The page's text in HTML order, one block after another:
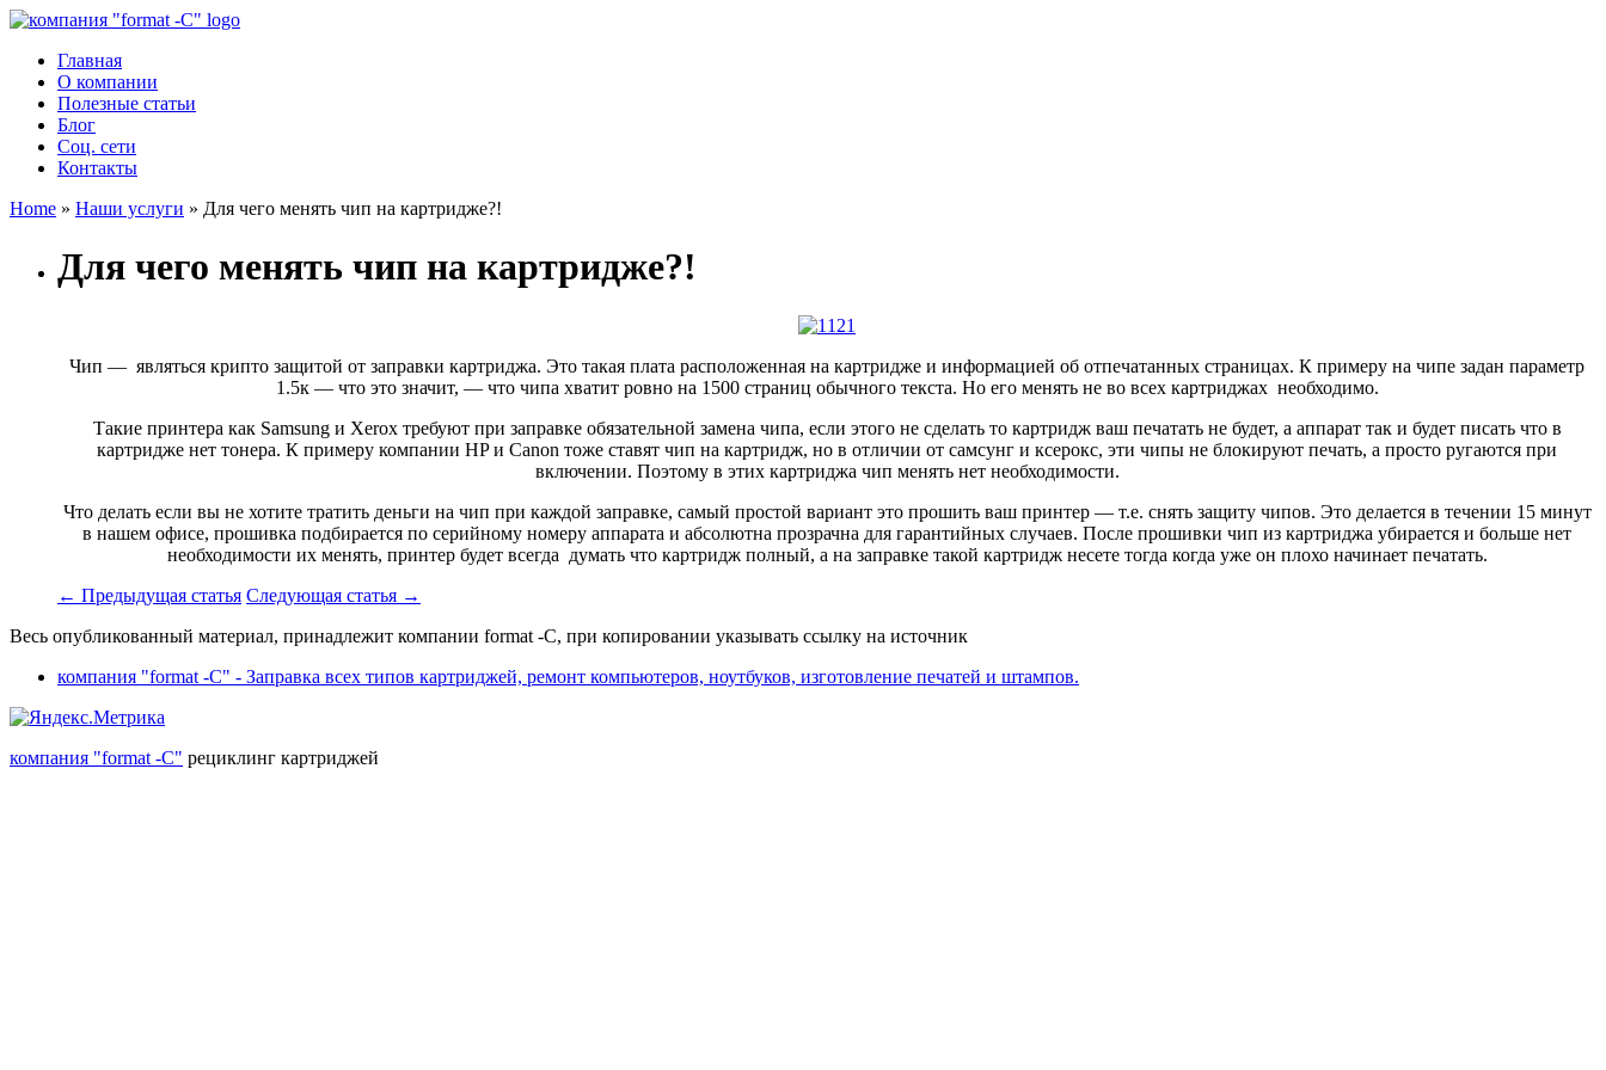
Главная
О компании
Полезные статьи
Блог
Соц. сети
Контакты
Home » Наши услуги » Для чего менять чип на картридже?!
Для чего менять чип на картридже?!
Чип — являться крипто защитой от заправки картриджа. Это такая плата расположенная на картридже и информацией об отпечатанных страницах. К примеру на чипе задан параметр
1.5к — что это значит, — что чипа хватит ровно на 1500 страниц обычного текста. Но его менять не во всех картриджах необходимо.
Такие принтера как Samsung и Xerox требуют при заправке обязательной замена чипа, если этого не сделать то картридж ваш печатать не будет, а аппарат так и будет писать что в
картридже нет тонера. К примеру компании HP и Canon тоже ставят чип на картридж, но в отличии от самсунг и ксерокс, эти чипы не блокируют печать, а просто ругаются при
включении. Поэтому в этих картриджа чип менять нет необходимости.
Что делать если вы не хотите тратить деньги на чип при каждой заправке, самый простой вариант это прошить ваш принтер — т.е. снять защиту чипов. Это делается в течении 15 минут
в нашем офисе, прошивка подбирается по серийному номеру аппарата и абсолютна прозрачна для гарантийных случаев. После прошивки чип из картриджа убирается и больше нет
необходимости их менять, принтер будет всегда думать что картридж полный, а на заправке такой картридж несете тогда когда уже он плохо начинает печатать.
← Предыдущая статья Следующая статья →
Весь опубликованный материал, принадлежит компании format -C, при копировании указывать ссылку на источник
компания "format -C" - Заправка всех типов картриджей, ремонт компьютеров, ноутбуков, изготовление печатей и штампов.
компания "format -C" рециклинг картриджей